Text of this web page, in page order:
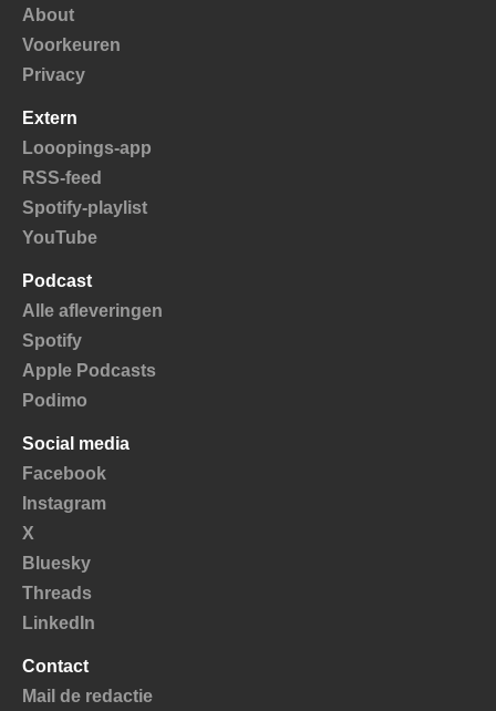
About
Voorkeuren
Privacy
Extern
Looopings-app
RSS-feed
Spotify-playlist
YouTube
Podcast
Alle afleveringen
Spotify
Apple Podcasts
Podimo
Social media
Facebook
Instagram
X
Bluesky
Threads
LinkedIn
Contact
Mail de redactie